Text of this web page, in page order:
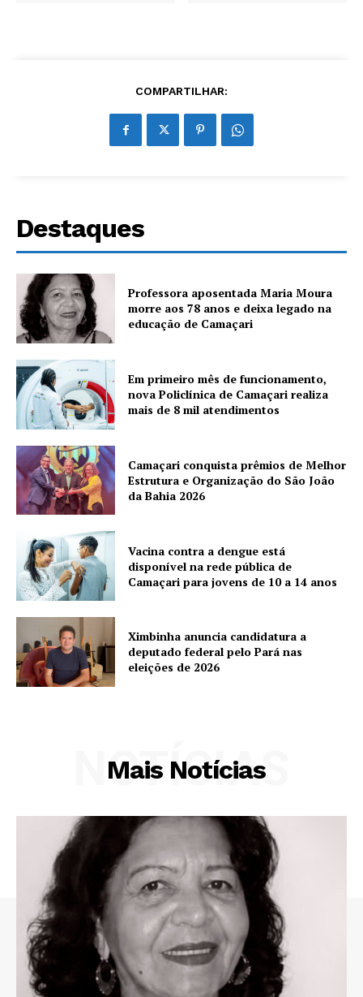
COMPARTILHAR:
Destaques
Professora aposentada Maria Moura
morre aos 78 anos e deixa legado na
educação de Camaçari
Em primeiro mês de funcionamento,
nova Policlínica de Camaçari realiza
mais de 8 mil atendimentos
Camaçari conquista prêmios de Melhor
Estrutura e Organização do São João
da Bahia 2026
Vacina contra a dengue está
disponível na rede pública de
Camaçari para jovens de 10 a 14 anos
Ximbinha anuncia candidatura a
deputado federal pelo Pará nas
eleições de 2026
Mais Notícias
NOTÍCIAS